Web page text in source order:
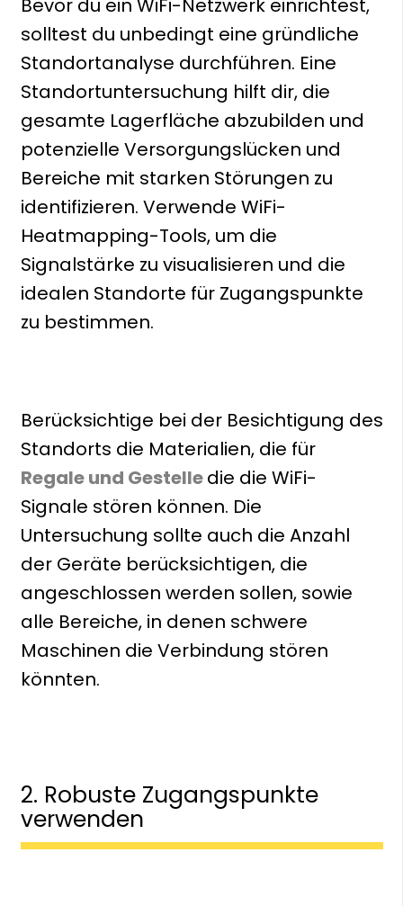
solltest du unbedingt eine gründliche
Standortanalyse durchführen. Eine
Standortuntersuchung hilft dir, die
gesamte Lagerfläche abzubilden und
potenzielle Versorgungslücken und
Bereiche mit starken Störungen zu
identifizieren. Verwende WiFi-
Heatmapping-Tools, um die
Signalstärke zu visualisieren und die
idealen Standorte für Zugangspunkte
zu bestimmen.
Berücksichtige bei der Besichtigung des
Standorts die Materialien, die für
Regale und Gestelledie die WiFi-
Signale stören können. Die
Untersuchung sollte auch die Anzahl
der Geräte berücksichtigen, die
angeschlossen werden sollen, sowie
alle Bereiche, in denen schwere
Maschinen die Verbindung stören
könnten.
2. Robuste Zugangspunkte
verwenden